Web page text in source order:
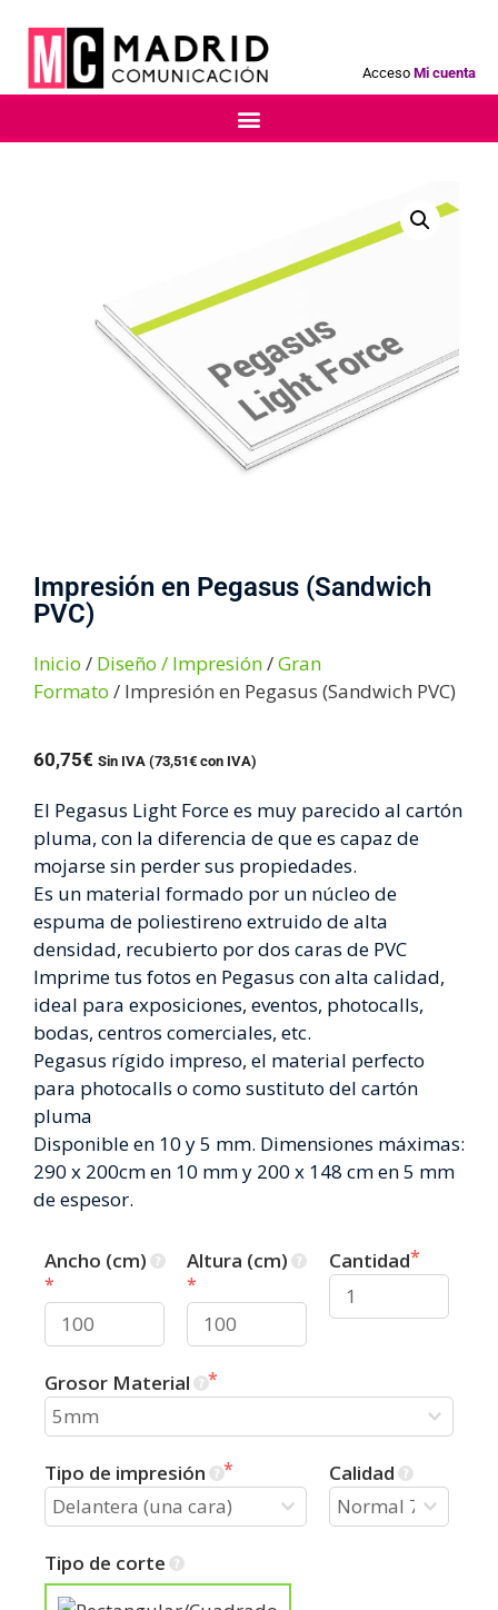
Acceso Mi cuenta
Impresión en Pegasus (Sandwich
PVC)
Inicio / Diseño / Impresión/Gran
Formato / Impresión en Pegasus (Sandwich PVC)
60,75€ Sin IVA (73,51€ con IVA)
El Pegasus Light Force es muy parecido al cartón
pluma, con la diferencia de que es capaz de
mojarse sin perder sus propiedades.
Es un material formado por un núcleo de
espuma de poliestireno extruido de alta
densidad, recubierto por dos caras de PVC
Imprime tus fotos en Pegasus con alta calidad,
ideal para exposiciones, eventos, photocalls,
bodas, centros comerciales, etc.
Pegasus rígido impreso, el material perfecto
para photocalls o como sustituto del cartón
pluma
Disponible en 10 y 5 mm. Dimensiones máximas:
290 x 200cm en 10 mm y 200 x 148 cm en 5 mm
de espesor.
Ancho (cm) Altura (cm) Cantidad
Grosor Material
Tipo de impresión Calidad
Tipo de corte